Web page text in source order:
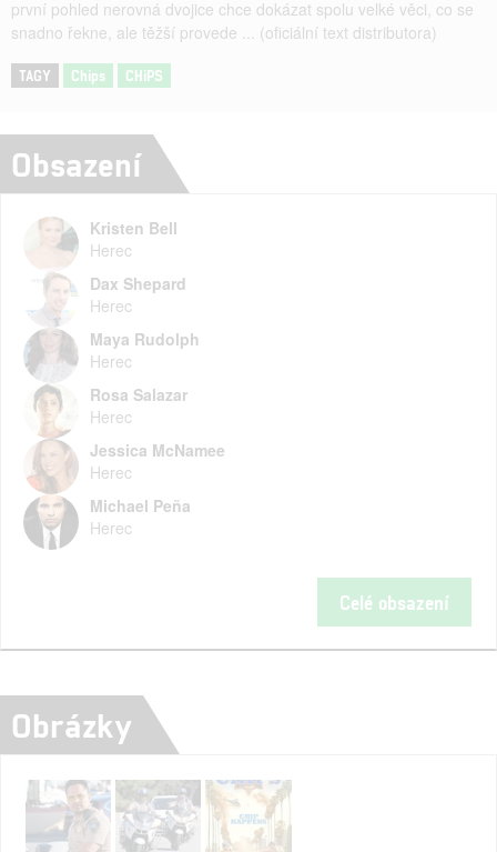
první pohled nerovná dvojice chce dokázat spolu velké věci, co se
snadno řekne, ale těžší provede ... (oficiální text distributora)
TAGY Chips CHiPS
Obsazení
Kristen Bell
Herec
Dax Shepard
Herec
Maya Rudolph
Herec
Rosa Salazar
Herec
Jessica McNamee
Herec
Michael Peña
Herec
Celé obsazení
Obrázky